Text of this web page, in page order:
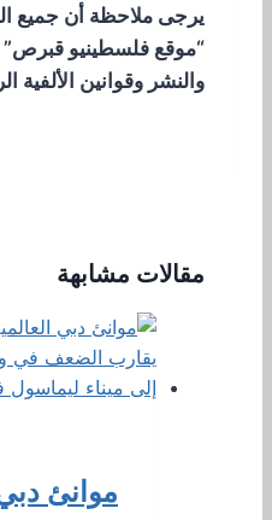
يرجى ملاحظة أن جميع
“موقع فلسطينيو
والنشر وقوانين الألفية
مقالات مشابهة
موانئ